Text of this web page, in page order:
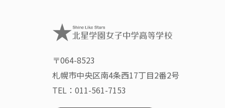
〒064-8523
札幌市中央区南4条西17丁目2番2号
TEL： 011-561-7153